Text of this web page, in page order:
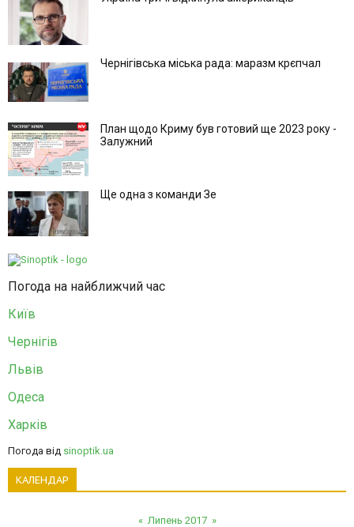
Чернігівська міська рада: маразм крєпчал
План щодо Криму був готовий ще 2023 року -
Залужний
Ще одна з команди Зе
Погода на найближчий час
Київ
Чернігів
Львів
Одеса
Харків
Погода від sinoptik.ua
КАЛЕНДАР
« Липень 2017 »